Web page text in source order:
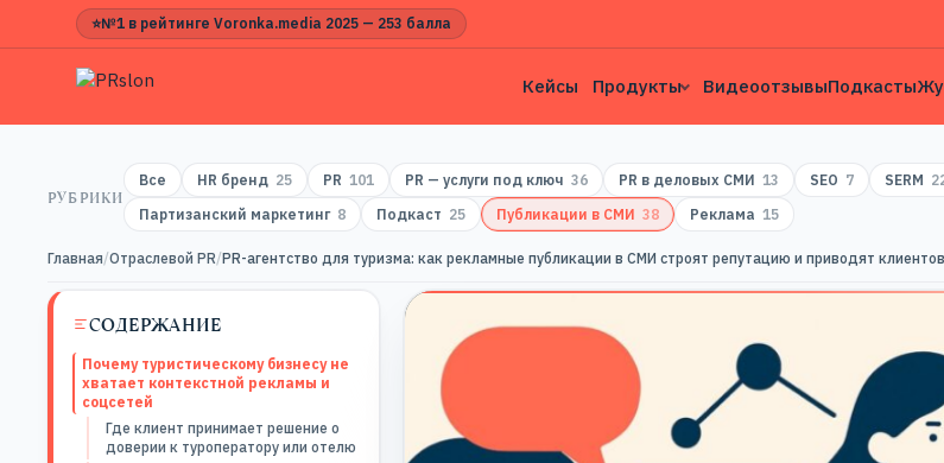
⭐№1 в рейтинге Voronka.media 2025 — 253 балла
Кейсы Продукты ВидеоотзывыПодкасты
РУБРИКИ
Все HR бренд 25 PR 101 PR — услуги под ключ 36 PR в деловых СМИ 13 SEO 7 SERM
Партизанский маркетинг 8 Подкаст 25 Публикации в СМИ 38 Реклама 15
Главная/Отраслевой PR/PR-агентство для туризма: как рекламные публикации в СМИ строят репутацию и приводят клиентов
СОДЕРЖАНИЕ
Почему туристическому бизнесу не
хватает контекстной рекламы и
соцсетей
Где клиент принимает решение о
доверии к туроператору или отелю